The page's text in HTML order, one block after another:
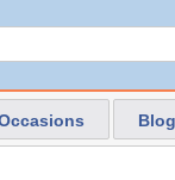
Blog